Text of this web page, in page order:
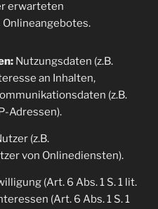
erwarteten
Nutzungsdaten (z.B.
an Inhalten,
(z.B.
Adressen).
(z.B.
von Onlinediensten).
(Art. 6 Abs. 1 S. 1 lit.
(Art. 6 Abs. 1 S. 1